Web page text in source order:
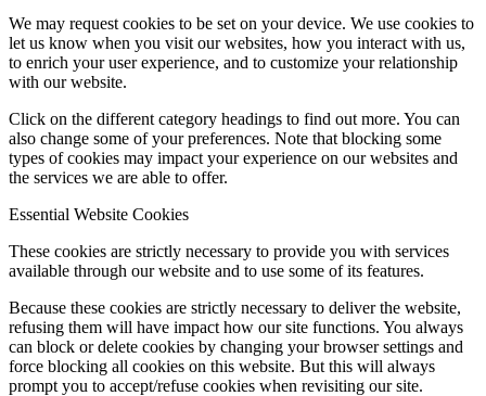
We may request cookies to be set on your device. We use cookies to
let us know when you visit our websites, how you interact with us,
to enrich your user experience, and to customize your relationship
with our website.
Click on the different category headings to find out more. You can
also change some of your preferences. Note that blocking some
types of cookies may impact your experience on our websites and
the services we are able to offer.
Essential Website Cookies
These cookies are strictly necessary to provide you with services
available through our website and to use some of its features.
Because these cookies are strictly necessary to deliver the website,
refusing them will have impact how our site functions. You always
can block or delete cookies by changing your browser settings and
force blocking all cookies on this website. But this will always
prompt you to accept/refuse cookies when revisiting our site.